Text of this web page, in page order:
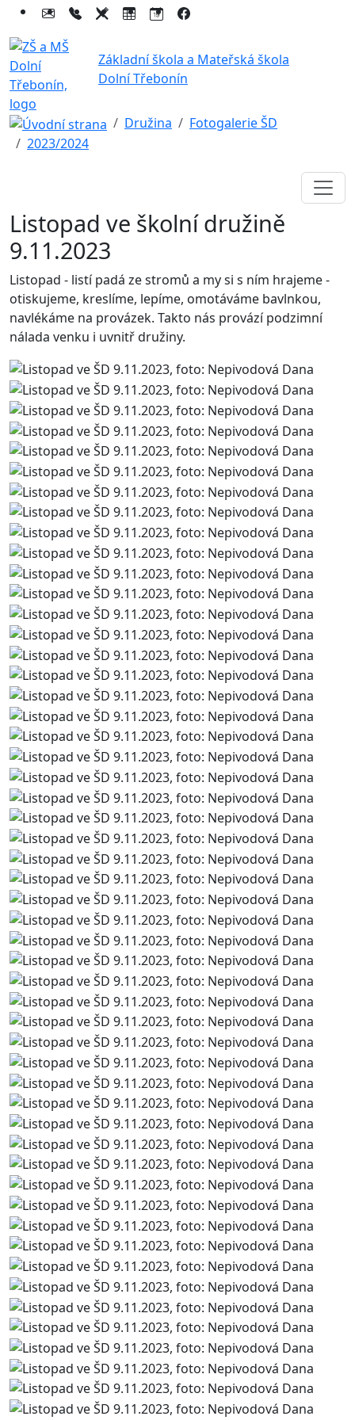
Základní škola a Mateřská škola
Dolní Třebonín
Družina
Fotogalerie ŠD
2023/2024
Listopad ve školní družině
9.11.2023
Listopad - listí padá ze stromů a my si s ním hrajeme -
otiskujeme, kreslíme, lepíme, omotáváme bavlnkou,
navlékáme na provázek. Takto nás provází podzimní
nálada venku i uvnitř družiny.